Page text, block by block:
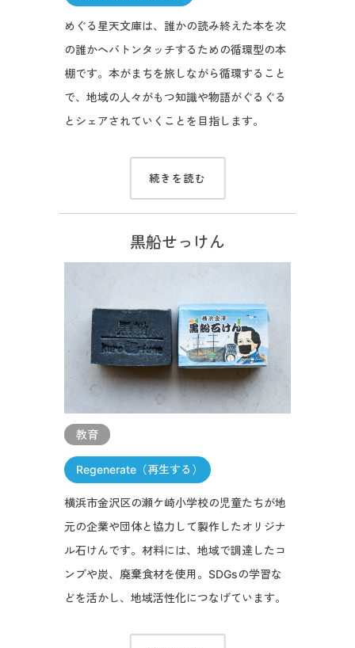
めぐる星天文庫は、誰かの読み終えた本を次
の誰かへバトンタッチするための循環型の本
棚です。本がまちを旅しながら循環すること
で、地域の人々がもつ知識や物語がぐるぐる
とシェアされていくことを目指します。
続きを読む
黒船せっけん
教育
Regenerate（再生する）
横浜市金沢区の瀬ケ崎小学校の児童たちが地
元の企業や団体と協力して製作したオリジナ
ル石けんです。材料には、地域で調達したコ
ンブや炭、廃棄食材を使用。SDGsの学習な
どを活かし、地域活性化につなげています。